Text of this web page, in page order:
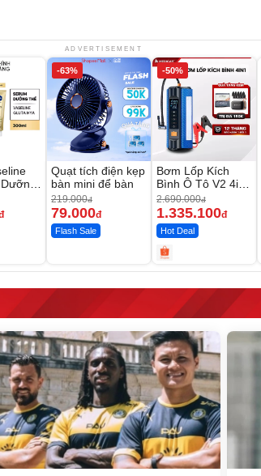
ADVERTISEMENT
Sau
-63%
Quạt tích điện kẹp
bàn mini để bàn
219.000đ
79.000đ
Flash Sale
-50%
Bơm Lốp Kích
Bình Ô Tô V2 4in1
MEDICAR –
12.000mAh
2.690.000đ
1.335.100đ
Hot Deal